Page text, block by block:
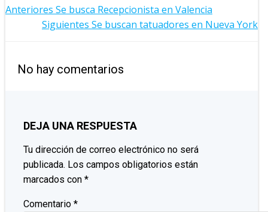
NAVEGACIÓN
LAS
Anteriores Se busca Recepcionista en Valencia
NAVEGACIÓN
POR
Siguientes Se buscan tatuadores en Nueva York
No hay comentarios
DEJA UNA RESPUESTA
Tu dirección de correo electrónico no será
publicada. Los campos obligatorios están
marcados con *
Comentario *